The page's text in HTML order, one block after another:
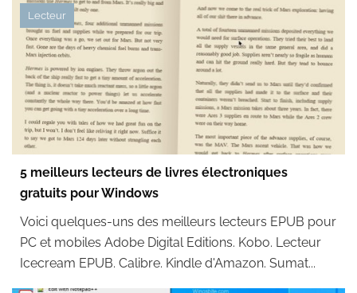
Lecteur
5 meilleurs lecteurs de livres électroniques
gratuits pour Windows
Voici quelques-uns des meilleurs lecteurs EPUB pour
PC et mobiles Adobe Digital Editions. Kobo. Lecteur
Icecream EPUB. Calibre. Kindle d'Amazon. Sumat...